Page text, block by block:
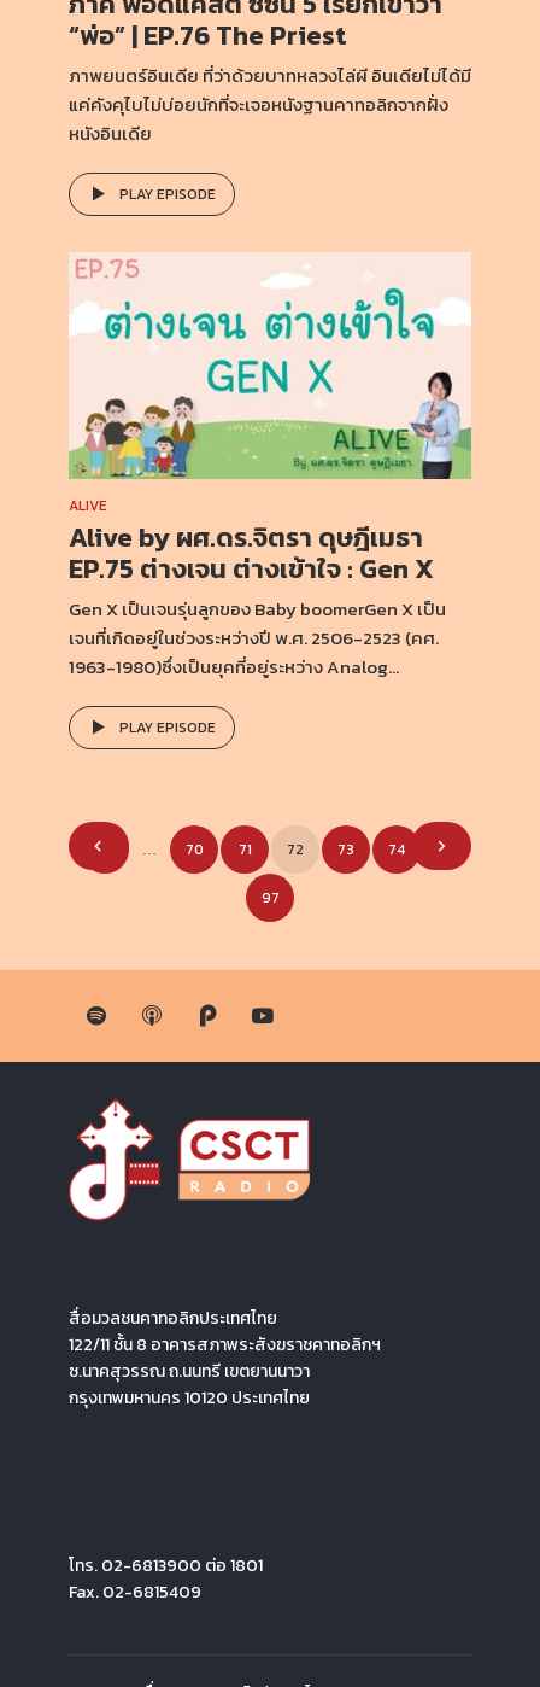
“พ่อ” | EP.76 The Priest
ภาพยนตร์อินเดีย ที่ว่าด้วยบาทหลวงไล่ผี อินเดียไม่ได้มี
แค่คังคุไบไม่บ่อยนักที่จะเจอหนังฐานคาทอลิกจากฝั่ง
หนังอินเดีย
PLAY EPISODE
ALIVE
Alive by ผศ.ดร.จิตรา ดุษฎีเมธา
EP.75 ต่างเจน ต่างเข้าใจ : Gen X
Gen X เป็นเจนรุ่นลูกของ Baby boomerGen X เป็น
เจนที่เกิดอยู่ในช่วงระหว่างปี พ.ศ. 2506-2523 (คศ.
1963-1980)ซึ่งเป็นยุคที่อยู่ระหว่าง Analog...
PLAY EPISODE
Posts
pagination
70 71 72 73 74 …
97
สื่อมวลชนคาทอลิกประเทศไทย
122/11 ชั้น 8 อาคารสภาพระสังฆราชคาทอลิกฯ
ซ.นาคสุวรรณ ถ.นนทรี เขตยานนาวา
กรุงเทพมหานคร 10120 ประเทศไทย
โทร. 02-6813900 ต่อ 1801
Fax. 02-6815409